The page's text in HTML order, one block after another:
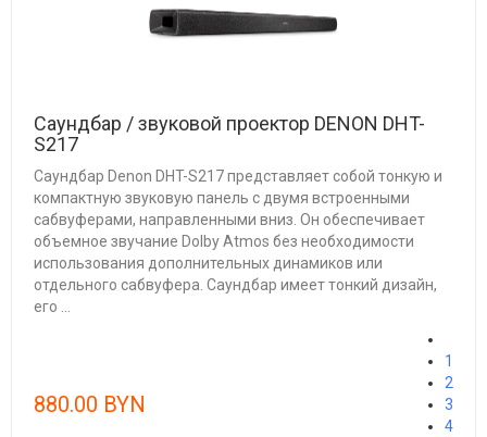
Саундбар / звуковой проектор DENON DHT-
S217
Саундбар Denon DHT-S217 представляет собой тонкую и
компактную звуковую панель с двумя встроенными
сабвуферами, направленными вниз. Он обеспечивает
объемное звучание Dolby Atmos без необходимости
использования дополнительных динамиков или
отдельного сабвуфера. Саундбар имеет тонкий дизайн,
его ...
880.00 BYN
1
2
3
4